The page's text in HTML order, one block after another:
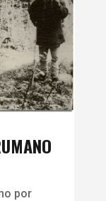
por